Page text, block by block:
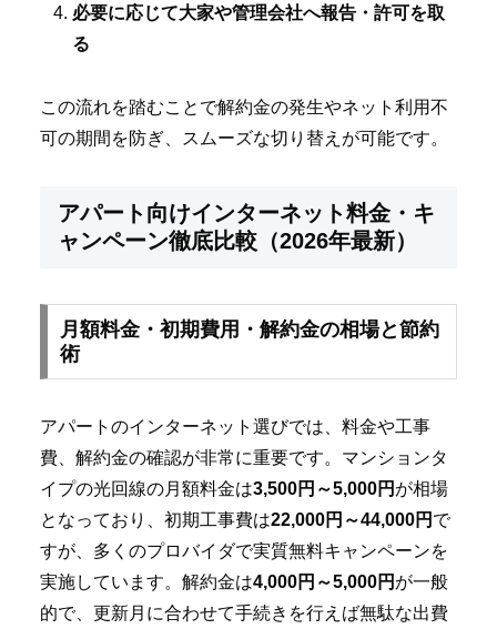
必要に応じて大家や管理会社へ報告・許可を取
る
この流れを踏むことで解約金の発生やネット利用不
可の期間を防ぎ、スムーズな切り替えが可能です。
アパート向けインターネット料金・キ
ャンペーン徹底比較（2026年最新）
月額料金・初期費用・解約金の相場と節約
術
アパートのインターネット選びでは、料金や工事
費、解約金の確認が非常に重要です。マンションタ
イプの光回線の月額料金は3,500円～5,000円 が相場
となっており、初期工事費は22,000円～44,000円 で
すが、多くのプロバイダで実質無料キャンペーンを
実施しています。解約金は4,000円～5,000円 が一般
的で、更新月に合わせて手続きを行えば無駄な出費